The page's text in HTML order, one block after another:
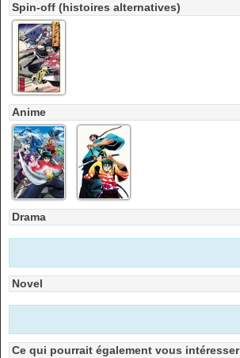
Spin-off (histoires alternatives)
Anime
Drama
Novel
Ce qui pourrait également vous intéresser